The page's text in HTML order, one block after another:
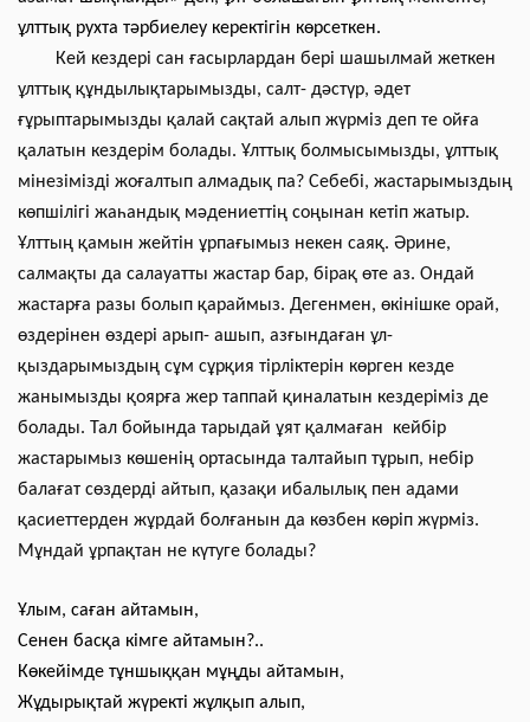
ұлттық рухта тәрбиелеу керектігін көрсеткен.
Кей кездері сан ғасырлардан бері шашылмай жеткен
ұлттық құндылықтарымызды, салт- дәстүр, әдет
ғұрыптарымызды қалай сақтай алып жүрміз деп те ойға
қалатын кездерім болады. Ұлттық болмысымызды, ұлттық
мінезімізді жоғалтып алмадық па? Себебі, жастарымыздың
көпшілігі жаһандық мәдениеттің соңынан кетіп жатыр.
Ұлттың қамын жейтін ұрпағымыз некен саяқ. Әрине,
салмақты да салауатты жастар бар, бірақ өте аз. Ондай
жастарға разы болып қараймыз. Дегенмен, өкінішке орай,
өздерінен өздері арып- ашып, азғындаған ұл-
қыздарымыздың сұм сұрқия тірліктерін көрген кезде
жанымызды қоярға жер таппай қиналатын кездеріміз де
болады. Тал бойында тарыдай ұят қалмаған кейбір
жастарымыз көшенің ортасында талтайып тұрып, небір
балағат сөздерді айтып, қазақи ибалылық пен адами
қасиеттерден жұрдай болғанын да көзбен көріп жүрміз.
Мұндай ұрпақтан не күтуге болады?
Ұлым, саған айтамын,
Сенен басқа кімге айтамын?..
Көкейімде тұншыққан мұңды айтамын,
Жұдырықтай жүректі жұлқып алып,